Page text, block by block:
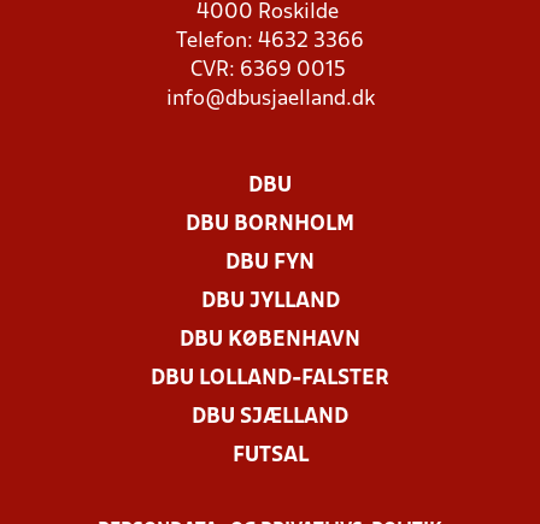
4000 Roskilde
Telefon: 4632 3366
CVR: 6369 0015
info@dbusjaelland.dk
DBU
DBU BORNHOLM
DBU FYN
DBU JYLLAND
DBU KØBENHAVN
DBU LOLLAND-FALSTER
DBU SJÆLLAND
FUTSAL